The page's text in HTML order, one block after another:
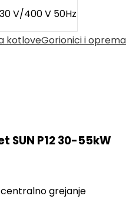
V/400 V 50Hz
kotloveGorionici i
SUN P12 30-55kW
grejanje